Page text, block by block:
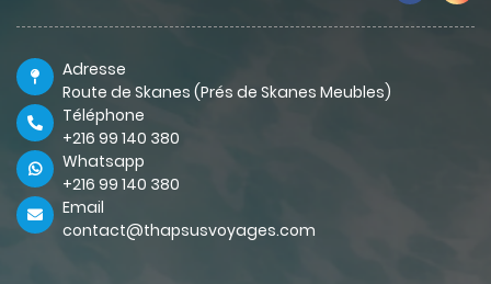
Adresse
Route de Skanes (Prés de Skanes Meubles)
Téléphone
+216 99 140 380
Whatsapp
+216 99 140 380
Email
contact@thapsusvoyages.com